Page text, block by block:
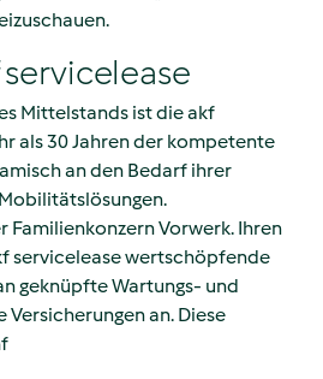
Mittelstands ist die akf
als 30 Jahren der kompetente
an den Bedarf ihrer
Familienkonzern Vorwerk. Ihren
servicelease wertschöpfende
geknüpfte Wartungs- und
an. Diese